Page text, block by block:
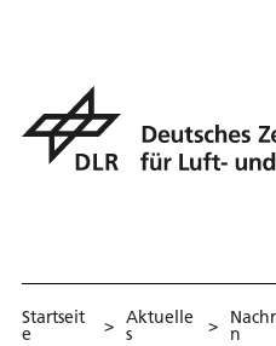
Startseit
e > Aktuelle
s > n